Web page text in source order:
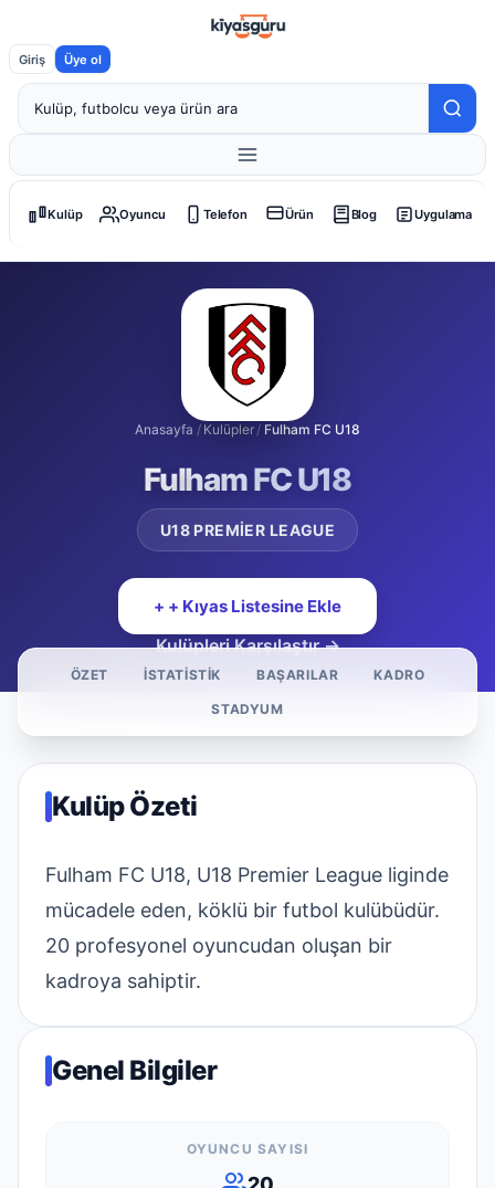
Giriş Üye ol
Kulüp Oyuncu Telefon Ürün Blog Uygulama
Anasayfa / Kulüpler / Fulham FC U18
Fulham FC U18
U18 PREMIER LEAGUE
+ + Kıyas Listesine Ekle
Kulüpleri Karşılaştır →
ÖZET İSTATISTIK BAŞARILAR KADRO
STADYUM
Kulüp Özeti
Fulham FC U18, U18 Premier League liginde
mücadele eden, köklü bir futbol kulübüdür.
20 profesyonel oyuncudan oluşan bir
kadroya sahiptir.
Genel Bilgiler
OYUNCU SAYISI